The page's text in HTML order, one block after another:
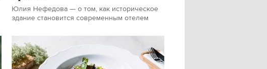
Юлия Нефедова — о том, как историческое
здание становится современным отелем